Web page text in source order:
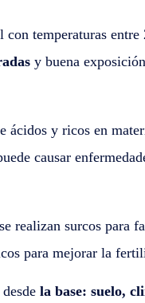
temperaturas entre
y buena
ácidos y ricos en
causar
realizan surcos para
para mejorar la
la base: suelo,